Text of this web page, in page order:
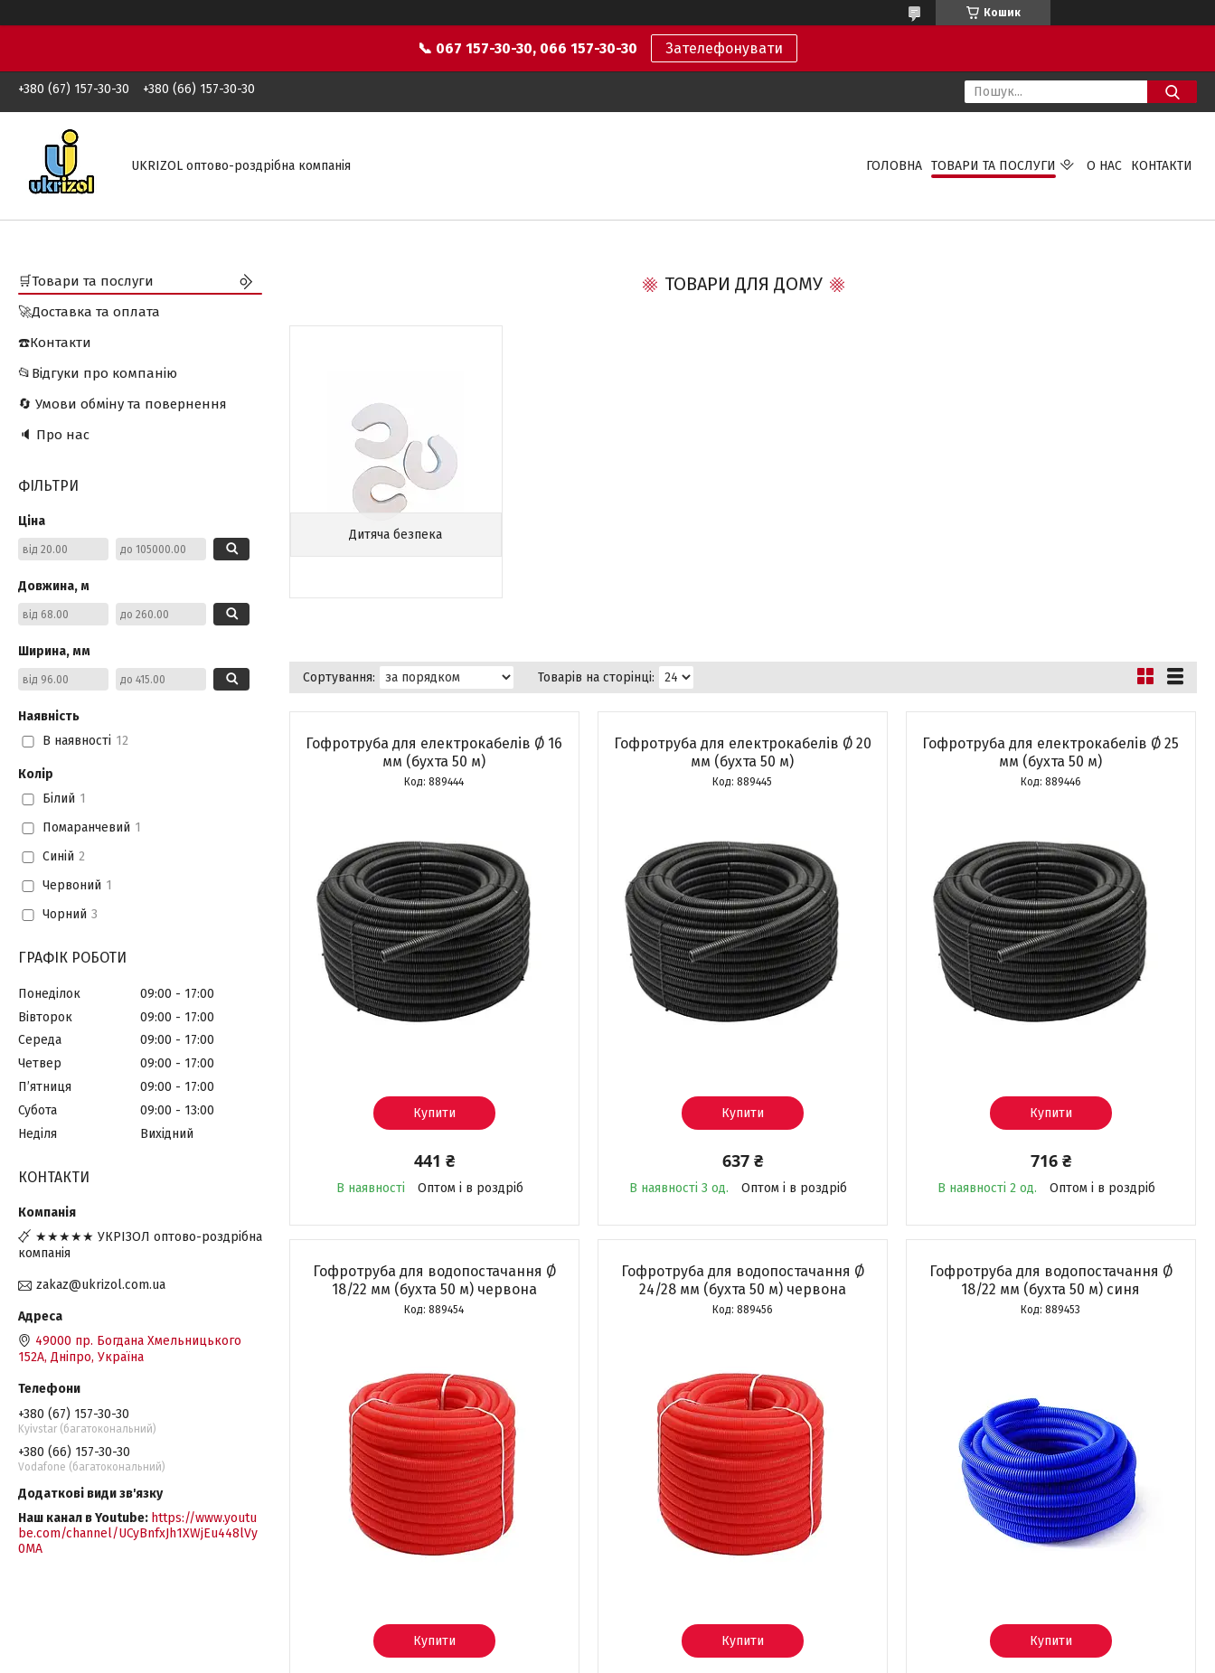
Кошик
📞 067 157-30-30, 066 157-30-30 Зателефонувати
+380 (67) 157-30-30 +380 (66) 157-30-30
UKRIZOL оптово-роздрібна компанія ГОЛОВНА ТОВАРИ ТА ПОСЛУГИ О НАС КОНТАКТИ
ТОВАРИ ДЛЯ ДОМУ
Дитяча безпека
Гофротруба для електрокабелів Ø 16
мм (бухта 50 м)
889444
Купити
441 ₴
В наявності Оптом і в роздріб
Гофротруба для електрокабелів Ø 20
мм (бухта 50 м)
889445
Купити
637 ₴
В наявності 3 од. Оптом і в роздріб
Гофротруба для електрокабелів Ø 25
мм (бухта 50 м)
889446
Купити
716 ₴
В наявності 2 од. Оптом і в роздріб
Гофротруба для водопостачання Ø
18/22 мм (бухта 50 м) червона
889454
Купити
Гофротруба для водопостачання Ø
24/28 мм (бухта 50 м) червона
889456
Купити
Гофротруба для водопостачання Ø
18/22 мм (бухта 50 м) синя
889453
Купити
🛒Товари та послуги
🚀Доставка та оплата
☎️Контакти
📂Відгуки про компанію
🔄 Умови обміну та повернення
🔈 Про нас
ФІЛЬТРИ
Ціна
Довжина, м
Ширина, мм
Наявність
В наявності 12
Колір
Білий 1
Помаранчевий 1
Синій 2
Червоний 1
Чорний 3
ГРАФІК РОБОТИ
Понеділок 09:00
17:00
Вівторок
09:00
17:00
Середа
09:00
17:00
Четвер
09:00
17:00
Пʼятниця
09:00
17:00
Субота
09:00
13:00
Неділя
Вихідний
КОНТАКТИ
★★★★★ УКРІЗОЛ оптово-роздрібна
компанія
zakaz@ukrizol.com.ua
49000 пр. Богдана Хмельницького
152А, Дніпро, Україна
+380 (67) 157-30-30
Kyivstar (багатокональний)
+380 (66) 157-30-30
Vodafone (багатокональний)
Наш канал в Youtube https://www.youtu
be.com/channel/UCyBnfxJh1XWjEu448lVy
0MA